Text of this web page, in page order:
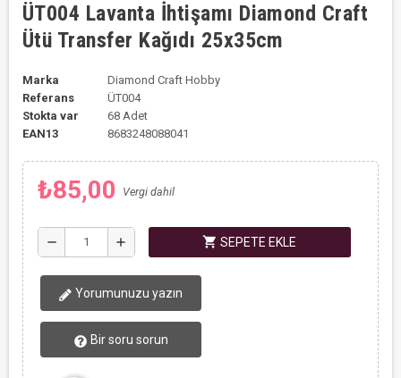
ÜT004 Lavanta İhtişamı Diamond Craft
Ütü Transfer Kağıdı 25x35cm
Marka
Diamond Craft Hobby
Referans
ÜT004
Stokta var
68 Adet
EAN13
8683248088041
₺85,00 Vergi dahil
remove add shopping_cart SEPETE EKLE
Yorumunuzu yazın
Bir soru sorun